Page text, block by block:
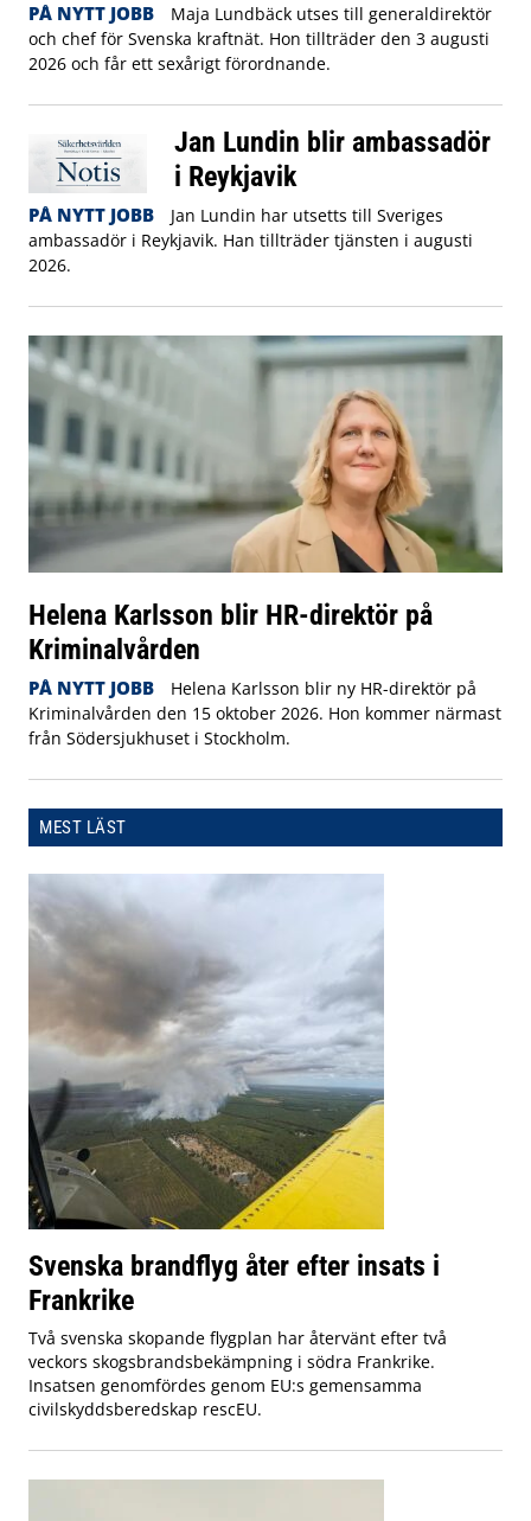
PÅ NYTT JOBB
Maja Lundbäck utses till generaldirektör
och chef för Svenska kraftnät. Hon tillträder den 3 augusti
2026 och får ett sexårigt förordnande.
Jan Lundin blir ambassadör
i Reykjavik
PÅ NYTT JOBB
Jan Lundin har utsetts till Sveriges
ambassadör i Reykjavik. Han tillträder tjänsten i augusti
2026.
Helena Karlsson blir HR-direktör på
Kriminalvården
PÅ NYTT JOBB
Helena Karlsson blir ny HR-direktör på
Kriminalvården den 15 oktober 2026. Hon kommer närmast
från Södersjukhuset i Stockholm.
MEST LÄST
Svenska brandflyg åter efter insats i
Frankrike
Två svenska skopande flygplan har återvänt efter två
veckors skogsbrandsbekämpning i södra Frankrike.
Insatsen genomfördes genom EU:s gemensamma
civilskyddsberedskap rescEU.